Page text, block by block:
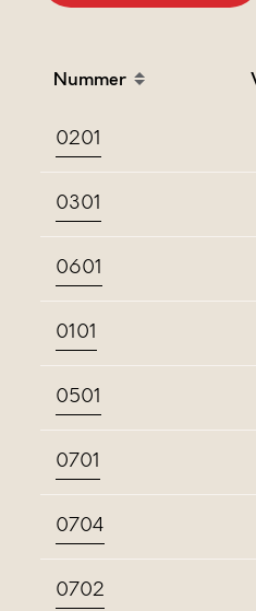
Nummer
Sort table by
0201
0301
0601
0101
0501
0701
0704
0702